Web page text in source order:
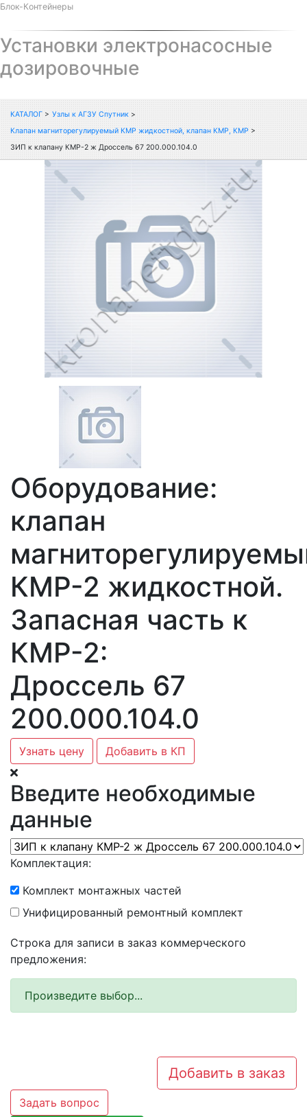
Блок-Контейнеры
Установки электронасосные
дозировочные
КАТАЛОГ > Узлы к АГЗУ Спутник >
Клапан магниторегулируемый КМР жидкостной, клапан КМР, КМР >
ЗИП к клапану КМР-2 ж Дроссель 67 200.000.104.0
Оборудование:
клапан
КМР-2 жидкостной.
Запасная часть к
КМР-2:
Дроссель 67
200.000.104.0
Узнать цену Добавить в КП
Введите необходимые
данные
Комплектация:
Комплект монтажных частей
Унифицированный ремонтный комплект
Строка для записи в заказ коммерческого
предложения:
Произведите выбор...
Добавить в заказ
Задать вопрос